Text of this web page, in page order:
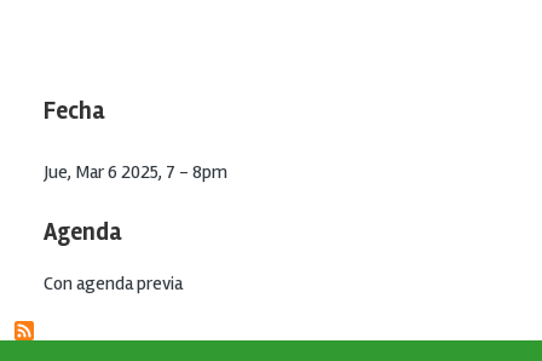
Fecha
Jue, Mar 6 2025, 7 - 8pm
Agenda
Con agenda previa